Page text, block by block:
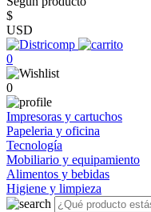
$
USD
0
0
Impresoras y cartuchos
Papeleria y oficina
Tecnología
Mobiliario y equipamiento
Alimentos y bebidas
Higiene y limpieza